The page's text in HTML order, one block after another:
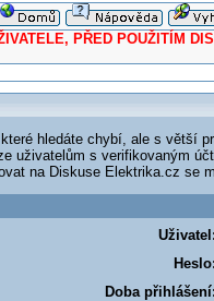
PŘED POUŽITÍM
hledáte chybí, ale s větší
uživatelům s verifikovaným
na Diskuse Elektrika.cz se
Uživatel:
Heslo:
Doba přihlášení: